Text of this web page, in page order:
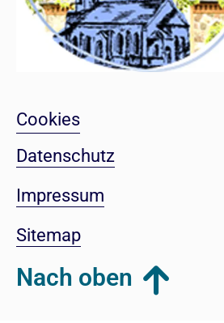
Cookies
Datenschutz
Impressum
Sitemap
Nach oben